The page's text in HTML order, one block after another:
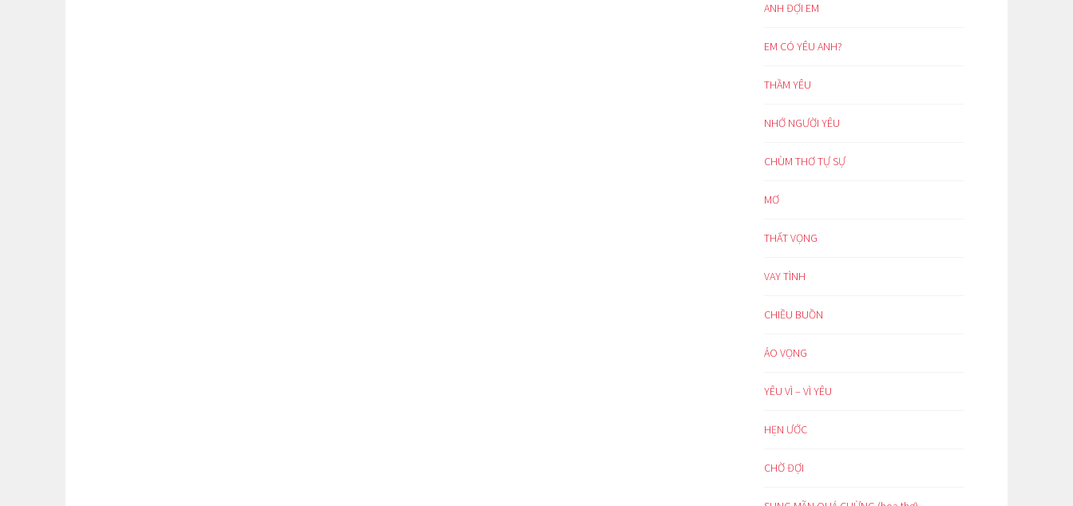
ANH ĐỢI EM
EM CÓ YÊU ANH?
THẦM YÊU
NHỚ NGƯỜI YÊU
CHÙM THƠ TỰ SỰ
MƠ
THẤT VỌNG
VAY TÌNH
CHIỀU BUỒN
ẢO VỌNG
YÊU VÌ – VÌ YÊU
HẸN ƯỚC
CHỜ ĐỢI